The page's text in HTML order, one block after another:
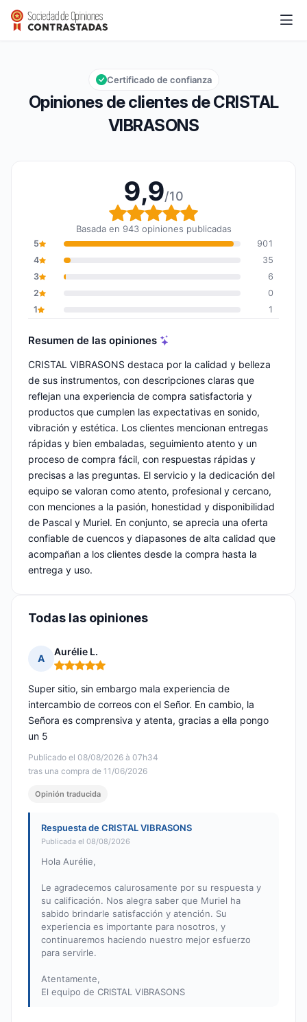
CRISTAL VIBRASONS
Calificación global: 9,9 de 10
9,9/10
Opiniones de clientes de CRISTAL
VIBRASONS
Certificado de confianza
9,9/10
Calificación global: 9,9
Basada en 943 opiniones publicadas
5
901
4
35
3
6
2
0
1
1
Resumen de las opiniones
CRISTAL VIBRASONS destaca por la calidad y belleza
de sus instrumentos, con descripciones claras que
reflejan una experiencia de compra satisfactoria y
productos que cumplen las expectativas en sonido,
vibración y estética. Los clientes mencionan entregas
rápidas y bien embaladas, seguimiento atento y un
proceso de compra fácil, con respuestas rápidas y
precisas a las preguntas. El servicio y la dedicación del
equipo se valoran como atento, profesional y cercano,
con menciones a la pasión, honestidad y disponibilidad
de Pascal y Muriel. En conjunto, se aprecia una oferta
confiable de cuencos y diapasones de alta calidad que
acompañan a los clientes desde la compra hasta la
entrega y uso.
Todas las opiniones
A
Aurélie L.
Nota: 5 de 5
Publicado el 08/08/2026 à 07h34
tras una compra de 11/06/2026
Super sitio, sin embargo mala experiencia de
intercambio de correos con el Señor. En cambio, la
Señora es comprensiva y atenta, gracias a ella pongo
un 5
Opinión traducida
Respuesta de CRISTAL VIBRASONS
Publicada el 08/08/2026
Hola Aurélie,
Le agradecemos calurosamente por su respuesta y
su calificación. Nos alegra saber que Muriel ha
sabido brindarle satisfacción y atención. Su
experiencia es importante para nosotros, y
continuaremos haciendo nuestro mejor esfuerzo
para servirle.
Atentamente,
El equipo de CRISTAL VIBRASONS